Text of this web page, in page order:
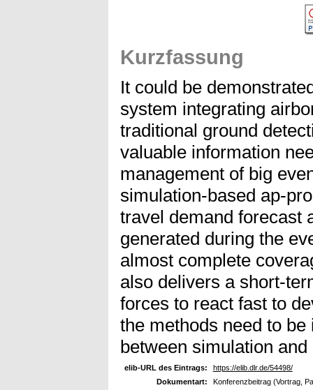
Kurzfassung
It could be
system integrating
traditional ground
valuable information
management of big
simulation-based ap-
travel demand forecast
generated during the
almost complete
also delivers a short-
forces to react fast to
the methods need to
between simulation and
elib-URL des Eintrags:
https://elib.dlr.de/54498/
Dokumentart:
Konferenzbeitrag (Vortrag,